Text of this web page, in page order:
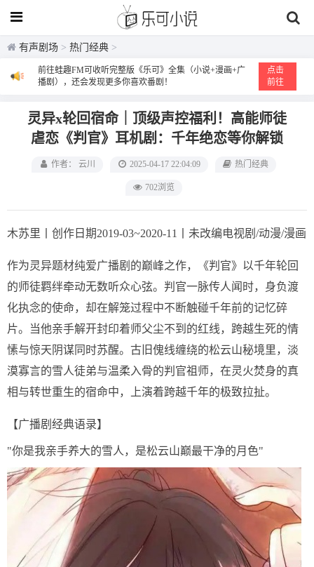
有声剧场 > 热门经典 >
前往蛙趣FM可收听完整版《乐可》全集（小说+漫画+广
播剧），还会发现更多你喜欢番剧！
点击
前往
灵异x轮回宿命｜顶级声控福利！高能师徒
虐恋《判官》耳机剧：千年绝恋等你解锁
作者： 云川 2025-04-17 22:04:09 热门经典
702浏览
木苏里丨创作日期2019-03~2020-11丨未改编电视剧/动漫/漫画
作为灵异题材纯爱广播剧的巅峰之作，《判官》以千年轮回
的师徒羁绊牵动无数听众心弦。判官一脉传人闻时，身负渡
化执念的使命，却在解笼过程中不断触碰千年前的记忆碎
片。当他亲手解开封印着师父尘不到的红线，跨越生死的情
愫与惊天阴谋同时苏醒。古旧傀线缠绕的松云山秘境里，淡
漠寡言的雪人徒弟与温柔入骨的判官祖师，在灵火焚身的真
相与转世重生的宿命中，上演着跨越千年的极致拉扯。
【广播剧经典语录】
"你是我亲手养大的雪人，是松云山巅最干净的月色"